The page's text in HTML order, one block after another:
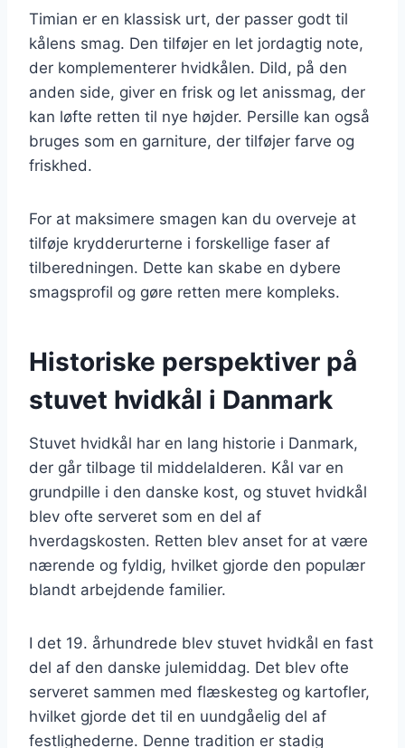
Timian er en klassisk urt, der passer godt til
kålens smag. Den tilføjer en let jordagtig note,
der komplementerer hvidkålen. Dild, på den
anden side, giver en frisk og let anissmag, der
kan løfte retten til nye højder. Persille kan også
bruges som en garniture, der tilføjer farve og
friskhed.
For at maksimere smagen kan du overveje at
tilføje krydderurterne i forskellige faser af
tilberedningen. Dette kan skabe en dybere
smagsprofil og gøre retten mere kompleks.
Historiske perspektiver på
stuvet hvidkål i Danmark
Stuvet hvidkål har en lang historie i Danmark,
der går tilbage til middelalderen. Kål var en
grundpille i den danske kost, og stuvet hvidkål
blev ofte serveret som en del af
hverdagskosten. Retten blev anset for at være
nærende og fyldig, hvilket gjorde den populær
blandt arbejdende familier.
I det 19. århundrede blev stuvet hvidkål en fast
del af den danske julemiddag. Det blev ofte
serveret sammen med flæskesteg og kartofler,
hvilket gjorde det til en uundgåelig del af
festlighederne. Denne tradition er stadig